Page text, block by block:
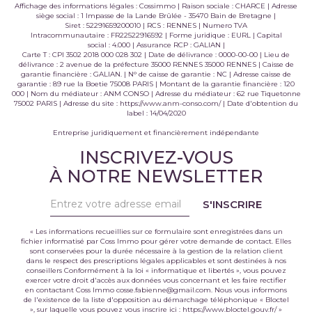
Affichage des informations légales : Cossimmo | Raison sociale : CHARCE | Adresse
siège social : 1 Impasse de la Lande Brûlée - 35470 Bain de Bretagne |
Siret : 52291659200010 | RCS : RENNES | Numero TVA
Intracommunautaire : FR22522916592 | Forme juridique : EURL | Capital
social : 4.000 | Assurance RCP : GALIAN |
Carte T : CPI 3502 2018 000 028 302 | Date de délivrance : 0000-00-00 | Lieu de
délivrance : 2 avenue de la préfecture 35000 RENNES 35000 RENNES | Caisse de
garantie financière : GALIAN. | N° de caisse de garantie : NC | Adresse caisse de
garantie : 89 rue la Boetie 75008 PARIS | Montant de la garantie financière : 120
000 | Nom du médiateur : ANM CONSO | Adresse du médiateur : 62 rue Tiquetonne
75002 PARIS | Adresse du site : https://www.anm-conso.com/| Date d'obtention du
label : 14/04/2020
Entreprise juridiquement et financièrement indépendante
INSCRIVEZ-VOUS
À NOTRE NEWSLETTER
S'INSCRIRE
« Les informations recueillies sur ce formulaire sont enregistrées dans un
fichier informatisé par Coss Immo pour gérer votre demande de contact. Elles
sont conservées pour la durée nécessaire à la gestion de la relation client
dans le respect des prescriptions légales applicables et sont destinées à nos
conseillers Conformément à la loi « informatique et libertés », vous pouvez
exercer votre droit d'accès aux données vous concernant et les faire rectifier
en contactant Coss Immo cosse.fabienne@gmail.com. Nous vous informons
de l'existence de la liste d'opposition au démarchage téléphonique « Bloctel
», sur laquelle vous pouvez vous inscrire ici : https://www.bloctel.gouv.fr/»